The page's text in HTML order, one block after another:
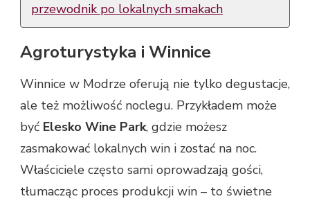
przewodnik po lokalnych smakach
Agroturystyka i Winnice
Winnice w Modrze oferują nie tylko degustacje,
ale też możliwość noclegu. Przykładem może
być Elesko Wine Park, gdzie możesz
zasmakować lokalnych win i zostać na noc.
Właściciele często sami oprowadzają gości,
tłumacząc proces produkcji win – to świetne